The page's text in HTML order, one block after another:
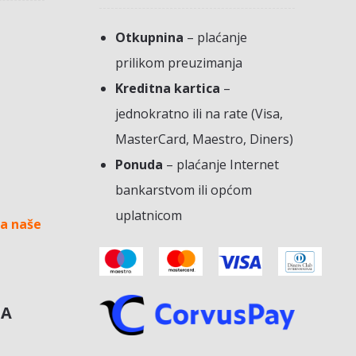
naše
Otkupnina – plaćanje
prilikom preuzimanja
Kreditna kartica –
jednokratno ili na rate (Visa,
MasterCard, Maestro, Diners)
Ponuda – plaćanje Internet
bankarstvom ili općom
uplatnicom